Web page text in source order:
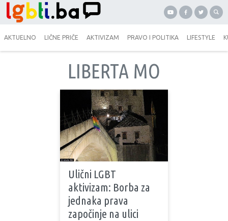
AKTUELNO LIČNE PRIČE AKTIVIZAM PRAVO I POLITIKA LIFESTYLE
LIBERTA MO
Ulični LGBT
aktivizam: Borba za
jednaka prava
započinje na ulici